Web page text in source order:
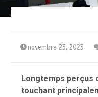
novembre 23, 2025
Longtemps perçus
touchant